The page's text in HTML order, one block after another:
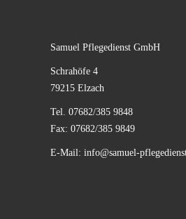
Samuel Pflegedienst GmbH
Schrahöfe 4
79215 Elzach
Tel. 07682/385 9848
Fax: 07682/385 9849
E-Mail: info@samuel-